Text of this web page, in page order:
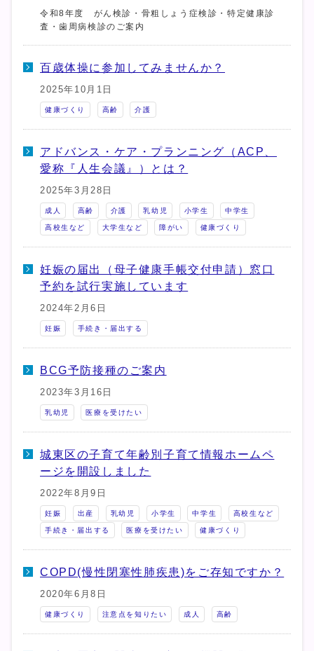
令和8年度 がん検診・骨粗しょう症検診・特定健康診
査・歯周病検診のご案内
百歳体操に参加してみませんか？
2025年10月1日
健康づくり 高齢 介護
アドバンス・ケア・プランニング（ACP、
愛称『人生会議』）とは？
2025年3月28日
成人 高齢 介護 乳幼児 小学生 中学生
高校生など 大学生など 障がい 健康づくり
妊娠の届出（母子健康手帳交付申請）窓口
予約を試行実施しています
2024年2月6日
妊娠 手続き・届出する
BCG予防接種のご案内
2023年3月16日
乳幼児 医療を受けたい
城東区の子育て年齢別子育て情報ホームペ
ージを開設しました
2022年8月9日
妊娠 出産 乳幼児 小学生 中学生 高校生など
手続き・届出する 医療を受けたい 健康づくり
COPD(慢性閉塞性肺疾患)をご存知ですか？
2020年6月8日
健康づくり 注意点を知りたい 成人 高齢